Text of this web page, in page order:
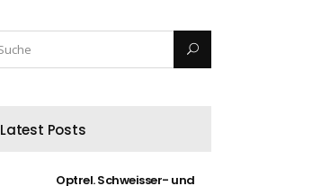
Latest Posts
Optrel. Schweisser- und